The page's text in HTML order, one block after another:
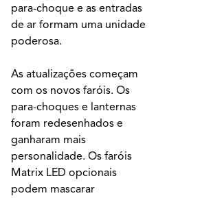
para-choque e as entradas
de ar formam uma unidade
poderosa.
As atualizações começam
com os novos faróis. Os
para-choques e lanternas
foram redesenhados e
ganharam mais
personalidade. Os faróis
Matrix LED opcionais
podem mascarar